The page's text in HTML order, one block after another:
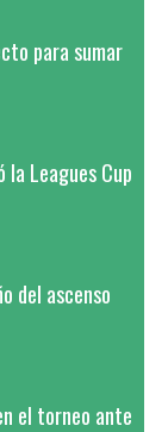
para sumar
Leagues Cup
del ascenso
el torneo ante